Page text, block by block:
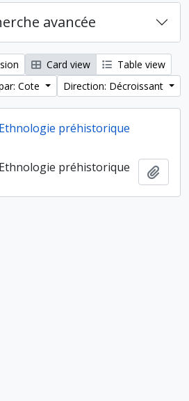
avancée
Card view
Table view
Cote
Direction: Décroissant
préhistorique
préhistorique